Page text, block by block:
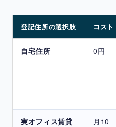
登記住所の選択肢 コスト
自宅住所 0円
実オフィス賃貸
月10